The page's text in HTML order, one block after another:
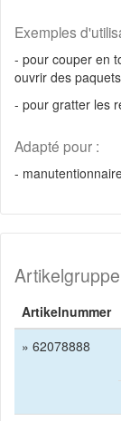
Exemples
- pour couper en
ouvrir des paquets
- pour gratter les
Adapté pour :
-
Artikelgruppe
Artikelnummer
» 62078888